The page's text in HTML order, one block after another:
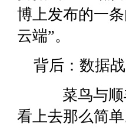
博上发布的一
云端”。
背后：数据
菜鸟与顺
看上去那么简